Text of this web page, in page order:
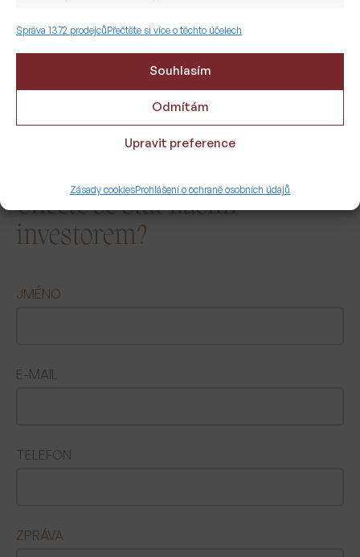
Správa 1372 prodejcůPřečtěte si více o těchto účelech
Souhlasím
Odmítám
Upravit preference
Zásady cookiesProhlášení o ochraně osobních údajů
Švýcarsku uvažuje, neotálejte, protože do konce
roku lze ještě zarezervovat limity v rámci
původních úrovní. Domluvte si s námi, tak
nezávaznou konzultaci.
Od 1.1. 2024 pak budou platit nové limity a úrovně.
Chcete se stát naším
investorem?
JMÉNO
E-MAIL
TELEFON
ZPRÁVA